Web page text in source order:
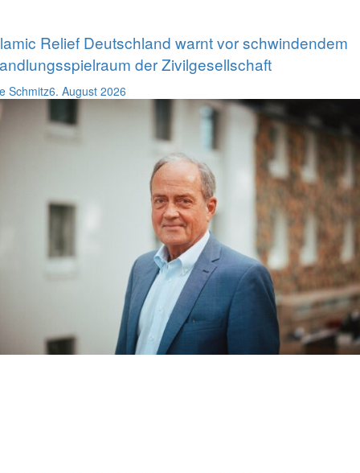
Relief Deutschland warnt vor schwindendem
der Zivilgesellschaft
Schmitz6. August 2026